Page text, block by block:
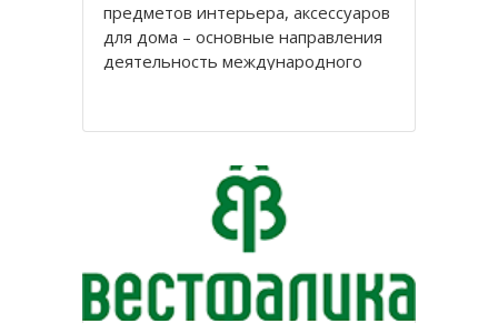
предметов интерьера, аксессуаров
для дома – основные направления
деятельность международного
мебель присутствует уже десять
долгосрочные отношения с
большим количеством